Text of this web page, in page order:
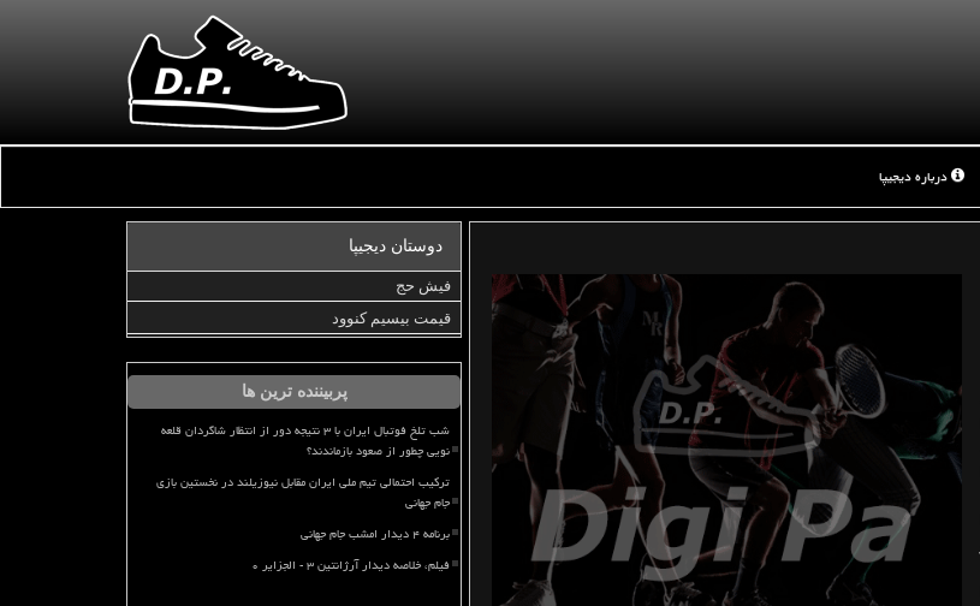
درباره دیجیپا
دوستان دیجیپا
فیش حج
قیمت بیسیم کنوود
پربیننده ترین ها
شب تلخ فوتبال ایران با ۳ نتیجه دور از انتظار شاگردان قلعه
نویی چطور از صعود بازماندند؟
ترکیب احتمالی تیم ملی ایران مقابل نیوزیلند در نخستین بازی
جام جهانی
برنامه ۴ دیدار امشب جام جهانی
فیلم، خلاصه دیدار آرژانتین ۳ - الجزایر ۰